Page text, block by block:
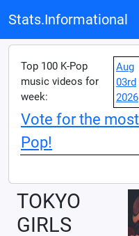
Stats.Informational
Top 100 K-Pop
music videos for
week:
Aug
03rd
2026
Vote for the
Pop!
TOKYO
GIRLS